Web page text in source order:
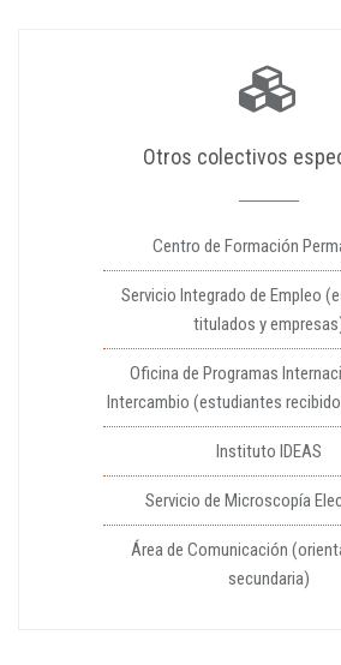
Otros colectivos
Centro de Formación
Servicio Integrado de Empleo
titulados y
Oficina de Programas
Intercambio (estudiantes
Instituto IDEAS
Servicio de Microscopía
Área de Comunicación
secundaria)